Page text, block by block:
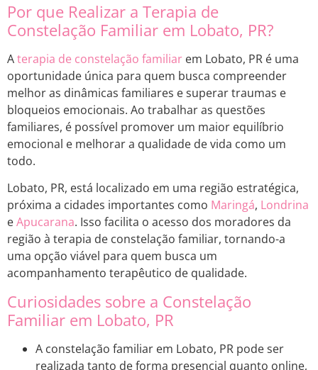
Por que Realizar a Terapia de
Constelação Familiar em Lobato, PR?
Aterapia de constelação familiar em Lobato, PR é uma
oportunidade única para quem busca compreender
melhor as dinâmicas familiares e superar traumas e
bloqueios emocionais. Ao trabalhar as questões
familiares, é possível promover um maior equilíbrio
emocional e melhorar a qualidade de vida como um
todo.
Lobato, PR, está localizado em uma região estratégica,
próxima a cidades importantes como Maringá, Londrina
eApucarana. Isso facilita o acesso dos moradores da
região à terapia de constelação familiar, tornando-a
uma opção viável para quem busca um
acompanhamento terapêutico de qualidade.
Curiosidades sobre a Constelação
Familiar em Lobato, PR
A constelação familiar em Lobato, PR pode ser
realizada tanto de forma presencial quanto online,